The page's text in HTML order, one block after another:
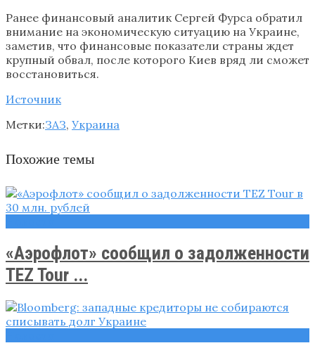
Ранее финансовый аналитик Сергей Фурса обратил
внимание на экономическую ситуацию на Украине,
заметив, что финансовые показатели страны ждет
крупный обвал, после которого Киев вряд ли сможет
восстановиться.
Источник
Метки:ЗАЗ, Украина
Похожие темы
«Аэрофлот» сообщил о задолженности
TEZ Tour ...